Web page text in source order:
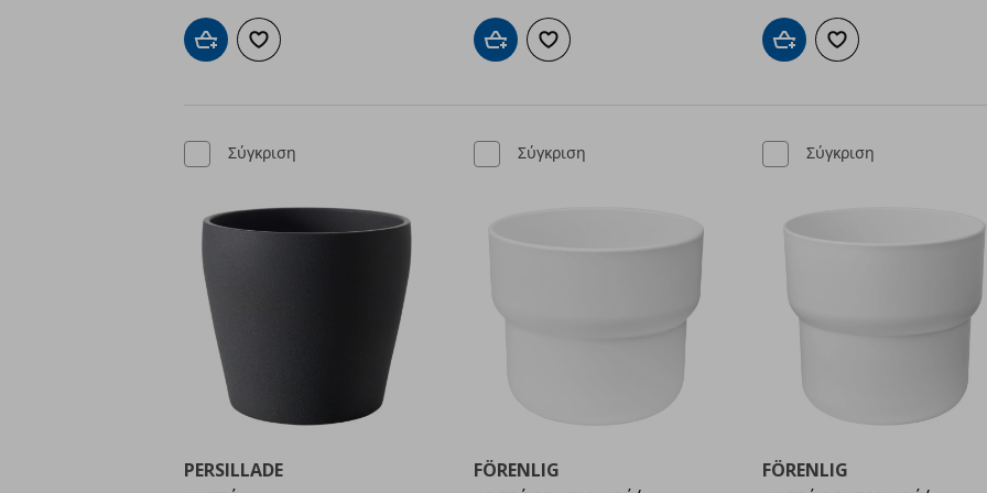
Προσθήκη στο καλάθι
Προσθήκη στα αγαπημένα Προσθήκη στο καλάθι
Προσθήκη στα αγαπημένα Προσθήκη στο καλάθι
Προσθήκη στα
Σύγκριση
PERSILLADE
Σύγκριση
FÖRENLIG
Σύγκριση
FÖRENLIG